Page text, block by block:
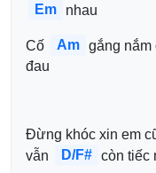
Em
nhau
Cố Am gắng nắm
đau
Đừng khóc xin em
vẫn
D/F# còn tiếc